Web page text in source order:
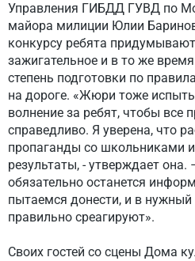
Управления ГИБДД ГУВД по
майора милиции Юлии
конкурсу ребята
зажигательное и в то же
степень подготовки по
на дороге. «Жюри тоже
волнение за ребят, чтобы все
справедливо. Я уверена, что
пропаганды со школьниками
результаты, - утверждает она.
обязательно останется
пытаемся донести, и в
правильно среагируют».
Своих гостей со сцены Дома